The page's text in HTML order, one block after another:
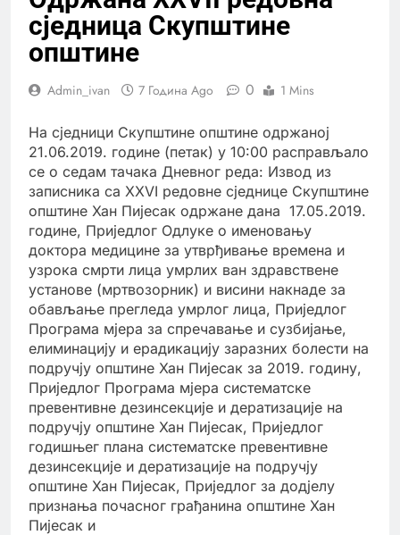
сједница Скупштине
општине
Admin_ivan 7 Година Ago 0 1 Mins
На сједници Скупштине општине одржаној
21.06.2019. године (петак) у 10:00 расправљало
се о седам тачака Дневног реда: Извод из
записника са XXVI редовне сједнице Скупштине
општине Хан Пијесак одржане дана 17.05.2019.
године, Приједлог Одлуке о именовању
доктора медицине за утврђивање времена и
узрока смрти лица умрлих ван здравствене
установе (мртвозорник) и висини накнаде за
обављање прегледа умрлог лица, Приједлог
Програма мјера за спречавање и сузбијање,
елиминацију и ерадикацију заразних болести на
подручју општине Хан Пијесак за 2019. годину,
Приједлог Програма мјера систематске
превентивне дезинсекције и дератизације на
подручју општине Хан Пијесак, Приједлог
годишњег плана систематске превентивне
дезинсекције и дератизације на подручју
општине Хан Пијесак, Приједлог за додјелу
признања почасног грађанина општине Хан
Пијесак и